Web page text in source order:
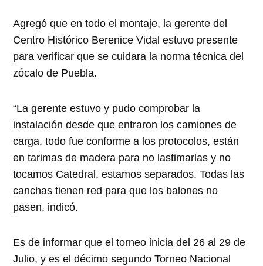
Agregó que en todo el montaje, la gerente del
Centro Histórico Berenice Vidal estuvo presente
para verificar que se cuidara la norma técnica del
zócalo de Puebla.
“La gerente estuvo y pudo comprobar la
instalación desde que entraron los camiones de
carga, todo fue conforme a los protocolos, están
en tarimas de madera para no lastimarlas y no
tocamos Catedral, estamos separados. Todas las
canchas tienen red para que los balones no
pasen, indicó.
Es de informar que el torneo inicia del 26 al 29 de
Julio, y es el décimo segundo Torneo Nacional